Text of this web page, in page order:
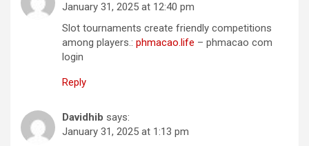
January 31, 2025 at 12:40 pm
Slot tournaments create friendly competitions
among players.: phmacao.life – phmacao com
login
Reply
Davidhib says:
January 31, 2025 at 1:13 pm